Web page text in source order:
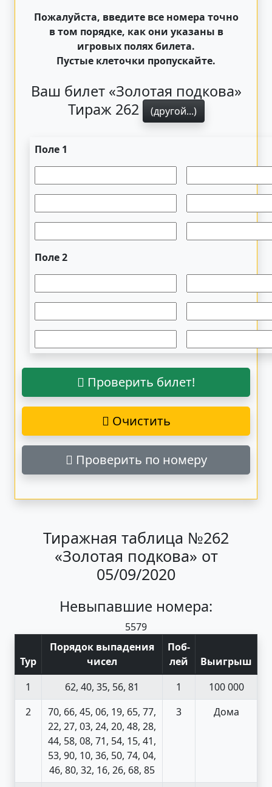
Пожалуйста, введите все номера точно
в том порядке, как они указаны в
игровых полях билета.
Пустые клеточки пропускайте.
Ваш билет «Золотая подкова»
Тираж 262
(другой...)
Поле 1
Поле 2
Проверить билет!
Очистить
Проверить по номеру
Тиражная таблица №262
«Золотая подкова» от
05/09/2020
Невыпавшие номера:
5579
Тур
Порядок выпадения
чисел
Поб-
лей
Выигрыш
1
62, 40, 35, 56, 81 1
100 000
2
70, 66, 45, 06, 19, 65, 77,
22, 27, 03, 24, 20, 48, 28,
44, 58, 08, 71, 54, 15, 41,
53, 90, 10, 36, 50, 74, 04,
46, 80, 32, 16, 26, 68, 85
3 Дома